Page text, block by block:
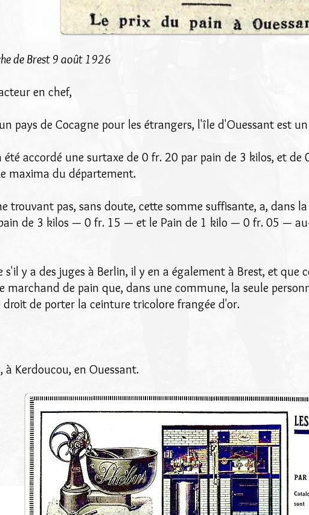
de Brest 9 août 1926
en chef,
pays de Cocagne pour les étrangers, l'île d'Ouessant est
été accordé une surtaxe de 0 fr. 20 par pain de 3 kilos, et
maxima du département.
trouvant pas, sans doute, cette somme suffisante, a, dans
de 3 kilos — 0 fr. 15 — et le Pain de 1 kilo — 0 fr. 05 —
s'il y a des juges à Berlin, il y en a également à Brest, et que
marchand de pain que, dans une commune, la seule
droit de porter la ceinture tricolore frangée d'or.
à Kerdoucou, en Ouessant.